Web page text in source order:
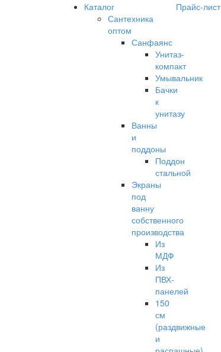
Каталог
Сантехника
оптом
Санфаянс
Унитаз-
компакт
Умывальник
Бачки
к
унитазу
Ванны
и
поддоны
Поддон
стальной
Экраны
под
ванну
собственного
производства
Из
МДФ
Из
ПВХ-
панелей
150
см
(раздвижные
и
Прайс-лист